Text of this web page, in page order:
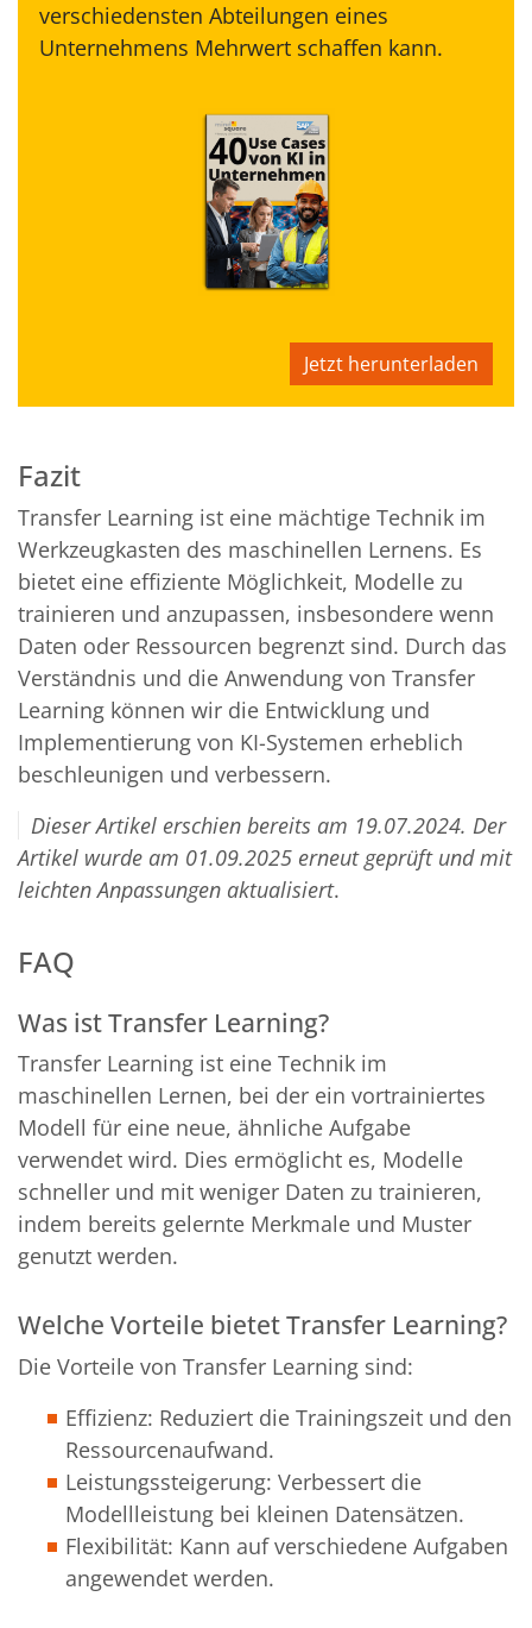
verschiedensten Abteilungen eines
Unternehmens Mehrwert schaffen kann.
Jetzt herunterladen
Fazit
Transfer Learning ist eine mächtige Technik im
Werkzeugkasten des maschinellen Lernens. Es
bietet eine effiziente Möglichkeit, Modelle zu
trainieren und anzupassen, insbesondere wenn
Daten oder Ressourcen begrenzt sind. Durch das
Verständnis und die Anwendung von Transfer
Learning können wir die Entwicklung und
Implementierung von KI-Systemen erheblich
beschleunigen und verbessern.
Dieser Artikel erschien bereits am 19.07.2024. Der
Artikel wurde am 01.09.2025 erneut geprüft und mit
leichten Anpassungen aktualisiert.
FAQ
Was ist Transfer Learning?
Transfer Learning ist eine Technik im
maschinellen Lernen, bei der ein vortrainiertes
Modell für eine neue, ähnliche Aufgabe
verwendet wird. Dies ermöglicht es, Modelle
schneller und mit weniger Daten zu trainieren,
indem bereits gelernte Merkmale und Muster
genutzt werden.
Welche Vorteile bietet Transfer Learning?
Die Vorteile von Transfer Learning sind:
Effizienz: Reduziert die Trainingszeit und den
Ressourcenaufwand.
Leistungssteigerung: Verbessert die
Modellleistung bei kleinen Datensätzen.
Flexibilität: Kann auf verschiedene Aufgaben
angewendet werden.